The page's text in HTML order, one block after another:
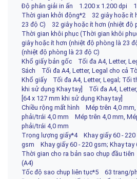
Độ phân giải in ấn 1.200 x 1.200 dpi
Thời gian khởi động*2 32 giây hoặc ít
23 độ C) 32 giây hoặc ít hơn (nhiệt độ
Thời gian khôi phục (Thời gian khôi
giây hoặc ít hơn (nhiệt độ phòng là 23
(nhiệt độ phòng là 23 độ C)
Khổ giấy bản gốc Tối đa A4, Letter,
Sách Tối đa A4, Letter, Legal cho cả
Khổ giấy Tối đa A4, Letter, Legal; Tối
khi sử dụng Khay tay] Tối đa A4,
[64 x 127 mm khi sử dụng Khay tay]
Chiều rộng mất hình Mép trên 4,0
phải/trái 4,0 mm Mép trên 4,0 mm,
phải/trái 4,0 mm
Trọng lượng giấy*4 Khay giấy 60 - 220
gsm Khay giấy 60 - 220 gsm; Khay tay
Thời gian cho ra bản sao chụp đầu
(A4)
Tốc độ sao chụp liên tục*5 63 trang/